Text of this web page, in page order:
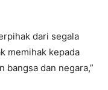
dari segala
memihak kepada
dan negara,”